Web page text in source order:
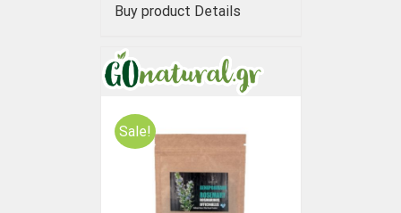
Buy product Details
Sale!